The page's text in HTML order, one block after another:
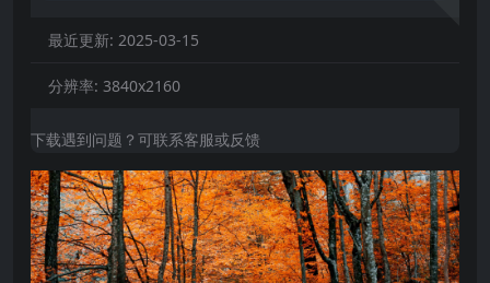
最近更新: 2025-03-15
分辨率: 3840x2160
下载遇到问题？可联系客服或反馈